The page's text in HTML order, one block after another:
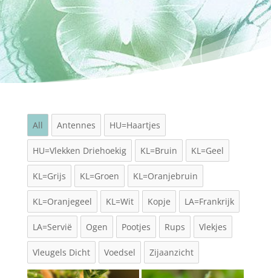
All Antennes HU=Haartjes
HU=Vlekken Driehoekig KL=Bruin KL=Geel
KL=Grijs KL=Groen KL=Oranjebruin
KL=Oranjegeel KL=Wit Kopje LA=Frankrijk
LA=Servië Ogen Pootjes Rups Vlekjes
Vleugels Dicht Voedsel Zijaanzicht